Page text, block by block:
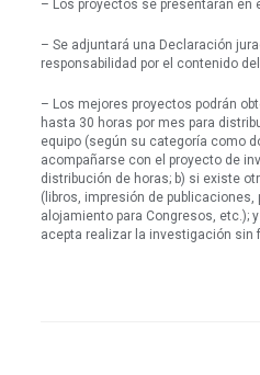
– Los proyectos se presentarán en
– Se adjuntará una Declaración
responsabilidad por el contenido
– Los mejores proyectos podrán
hasta 30 horas por mes para
equipo (según su categoría como
acompañarse con el proyecto de
distribución de horas; b) si existe
(libros, impresión de
alojamiento para Congresos, etc.);
acepta realizar la investigación sin